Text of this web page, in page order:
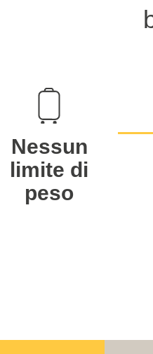
Nessun
limite di
peso